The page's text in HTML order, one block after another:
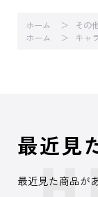
ホーム その
ホーム
キャ
最近見
最近見た商品が